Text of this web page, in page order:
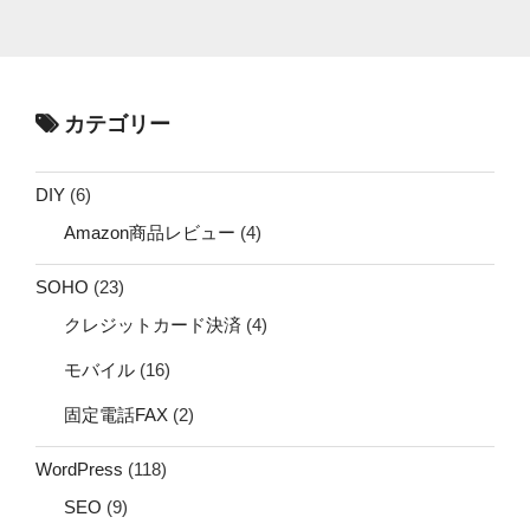
カテゴリー
DIY (6)
Amazon商品レビュー (4)
SOHO (23)
クレジットカード決済 (4)
モバイル (16)
固定電話FAX (2)
WordPress (118)
SEO (9)